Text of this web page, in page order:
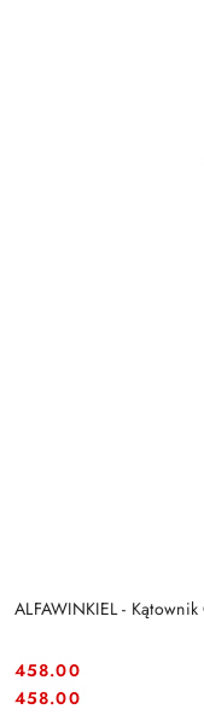
ALFAWINKIEL -
Cena:
458.00
Cena:
458.00